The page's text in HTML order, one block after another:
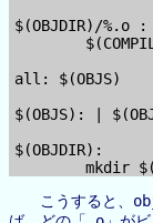
$(OBJDIR)/%.o :
all: $(OBJS)
$(OBJS): |
$(OBJDIR):
こうすると、